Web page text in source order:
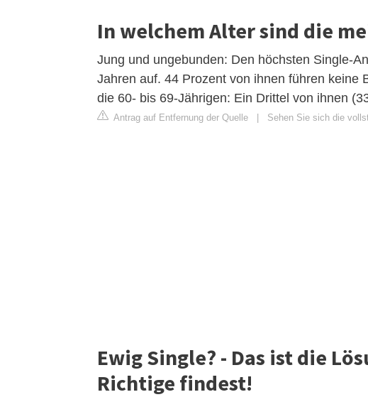
In welchem Alter sind die
Jung und ungebunden: Den höchsten Single-
Jahren auf. 44 Prozent von ihnen führen keine
die 60- bis 69-Jährigen: Ein Drittel von ihnen
Antrag auf Entfernung der Quelle Sehen Sie sich die
Ewig Single? - Das ist die
Richtige findest!